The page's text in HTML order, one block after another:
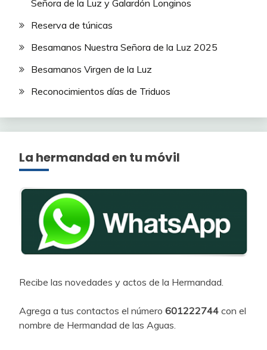
Señora de la Luz y Galardón Longinos
Reserva de túnicas
Besamanos Nuestra Señora de la Luz 2025
Besamanos Virgen de la Luz
Reconocimientos días de Triduos
La hermandad en tu móvil
Recibe las novedades y actos de la Hermandad.
Agrega a tus contactos el número 601222744 con el
nombre de Hermandad de las Aguas.